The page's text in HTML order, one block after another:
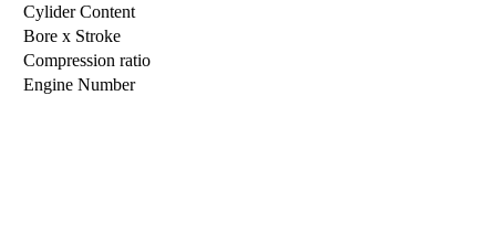
Cylider Content
Bore x Stroke
Compression ratio
Engine Number